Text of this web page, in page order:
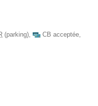
(parking), CB acceptée,